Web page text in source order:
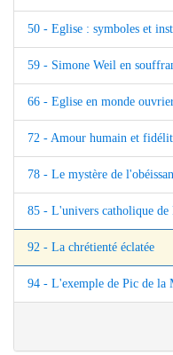
50 - Eglise : symboles et
59 - Simone Weil en
66 - Eglise en monde
72 - Amour humain et
78 - Le mystère de
85 - L'univers catholique de
92 - La chrétienté éclatée
94 - L'exemple de Pic de la